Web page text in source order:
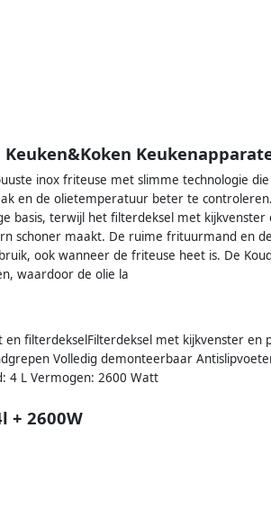
inox friteuse met slimme technologie
en de olietemperatuur beter te
basis, terwijl het filterdeksel met kijkvenster
schoner maakt. De ruime frituurmand en de
ook wanneer de friteuse heet is. De
waardoor de olie la
filterdekselFilterdeksel met kijkvenster en
Volledig demonteerbaar
4 L Vermogen: 2600 Watt
+ 2600W